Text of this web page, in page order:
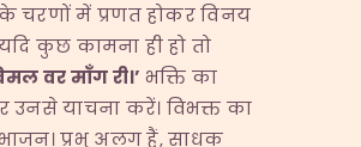
चरणों में प्रणत होकर विनय
कुछ कामना ही हो तो
वरमाँगरी।’ भक्ति का
उनसे याचना करें। विभक्त का
प्रभु अलग हैं, साधक